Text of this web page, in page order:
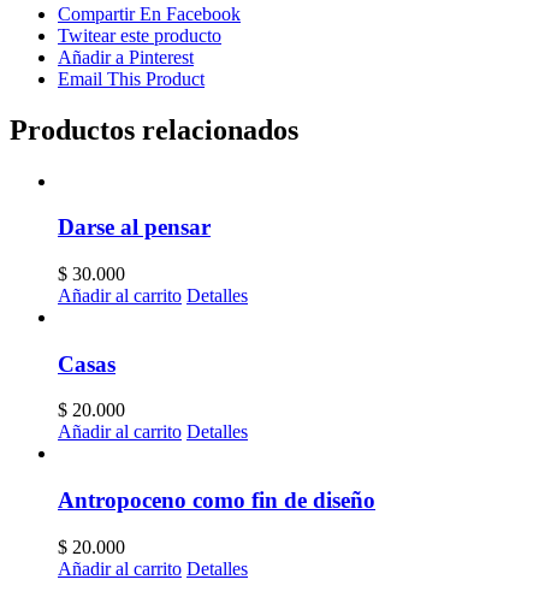
Compartir En Facebook
Twitear este producto
Añadir a Pinterest
Email This Product
Productos relacionados
Darse al pensar
$ 30.000
Añadir al carrito Detalles
Casas
$ 20.000
Añadir al carrito Detalles
Antropoceno como fin de diseño
$ 20.000
Añadir al carrito Detalles